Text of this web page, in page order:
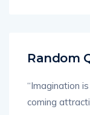
Random
“Imagination
coming